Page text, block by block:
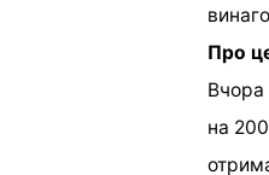
Про
Вчора
на